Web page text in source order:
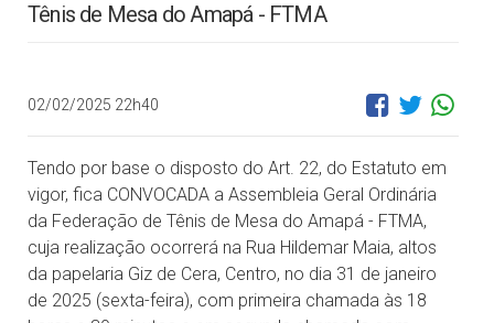
Tênis de Mesa do Amapá - FTMA
02/02/2025 22h40
Tendo por base o disposto do Art. 22, do Estatuto em
vigor, fica CONVOCADA a Assembleia Geral Ordinária
da Federação de Tênis de Mesa do Amapá - FTMA,
cuja realização ocorrerá na Rua Hildemar Maia, altos
da papelaria Giz de Cera, Centro, no dia 31 de janeiro
de 2025 (sexta-feira), com primeira chamada às 18